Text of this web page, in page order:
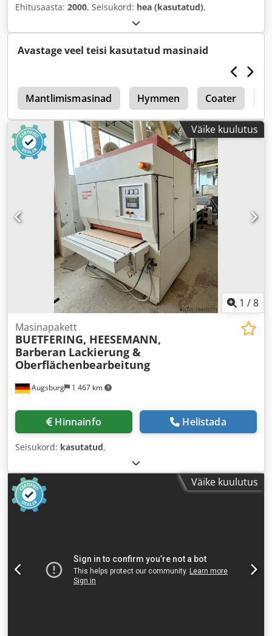
Ehitusaasta: 2000, Seisukord: hea (kasutatud),
Avastage veel teisi kasutatud masinaid
Mantlimismasinad Hymmen Coater
Väike kuulutus
1 /8
Augsburg 1 467 km
Masinapakett
BUETFERING, HEESEMANN,
Barberan Lackierung &
Oberflächenbearbeitung
Hinnainfo Helistada
Seisukord: kasutatud,
Väike kuulutus